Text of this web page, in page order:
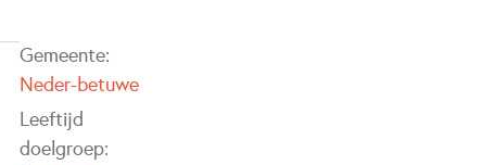
Gemeente:
Neder-betuwe
Leeftijd
doelgroep: